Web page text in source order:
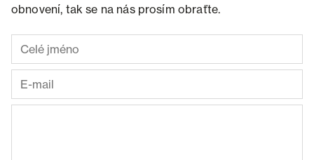
obnovení, tak se na nás prosím obraťte.